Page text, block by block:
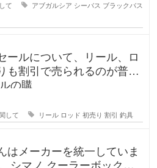
て アブガルシア シーバス ブラックバス
ールについて、リール、ロ
も割引で売られるのが普通
ールの購
して リール ロッド 初売り 割引 釣具
はメーカーを統一していま